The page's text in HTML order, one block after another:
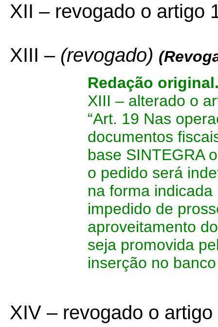
XII – revogado o artigo
XIII – (revogado)
Redação
XIII – alterado o
“Art. 19 Nas
documentos
base SINTEGRA
o pedido será
na forma
impedido de
aproveitamento
seja promovida
inserção no
XIV – revogado o artigo